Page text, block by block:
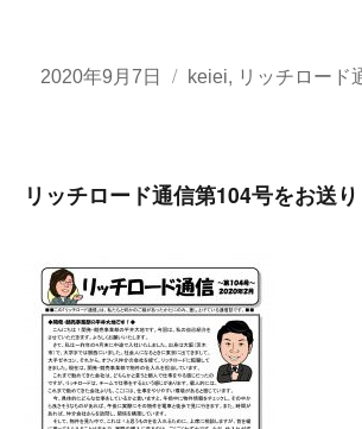
投
2020年9月7日
カ
ー
keiei, リッチロード
リッチロード通信第104号をお送り